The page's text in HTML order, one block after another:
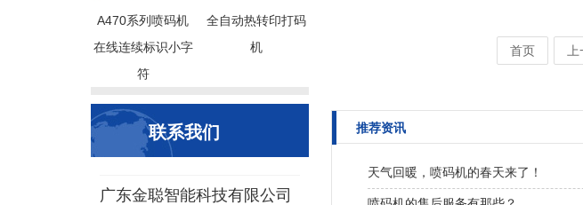
A470系列喷码机
在线连续标识小字
符
全自动热转印打码
机
联系我们
广东金聪智能科技有限公司
首页
推荐资讯
天气回暖，喷码机的春天来了！